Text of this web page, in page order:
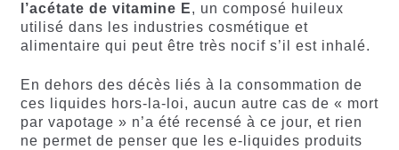
l’acétate de vitamine E, un composé huileux
utilisé dans les industries cosmétique et
alimentaire qui peut être très nocif s’il est inhalé.
En dehors des décès liés à la consommation de
ces liquides hors-la-loi, aucun autre cas de « mort
par vapotage » n’a été recensé à ce jour, et rien
ne permet de penser que les e-liquides produits